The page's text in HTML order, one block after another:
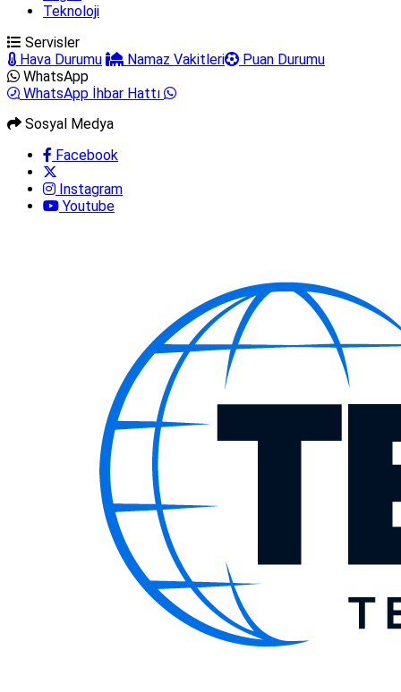
Teknoloji
Servisler
Hava Durumu
Namaz Vakitleri
Puan Durumu
WhatsApp
WhatsApp İhbar Hattı
Sosyal Medya
Facebook
Instagram
Youtube